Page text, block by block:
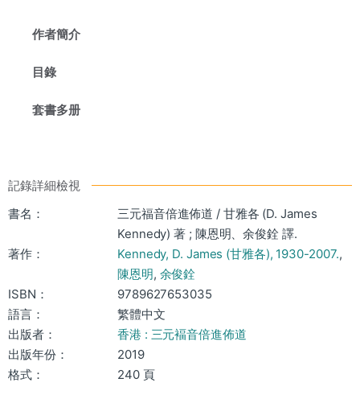
作者簡介
目錄
套書多册
記錄詳細檢視
書名：
三元福音倍進佈道 / 甘雅各 (D. James
Kennedy) 著 ; 陳恩明、余俊銓 譯.
著作：
Kennedy, D. James (甘雅各), 1930-2007.,
陳恩明, 余俊銓
ISBN：
9789627653035
語言：
繁體中文
出版者：
香港 : 三元褔音倍進佈道
出版年份：
2019
格式：
240 頁